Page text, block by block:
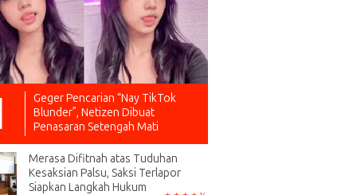
Geger Pencarian “Nay TikTok
Blunder”, Netizen Dibuat
Penasaran Setengah Mati
Merasa Difitnah atas Tuduhan
Kesaksian Palsu, Saksi Terlapor
Siapkan Langkah Hukum